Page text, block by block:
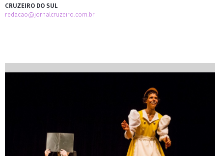
CRUZEIRO DO SUL
redacao@jornalcruzeiro.com.br